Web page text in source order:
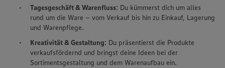
Tagesgeschäft & Warenfluss: Du kümmerst dich um alles
rund um die Ware – vom Verkauf bis hin zu Einkauf, Lagerung
und Warenpflege.
Kreativität & Gestaltung: Du präsentierst die Produkte
verkaufsfördernd und bringst deine Ideen bei der
Sortimentsgestaltung und dem Warenaufbau ein.